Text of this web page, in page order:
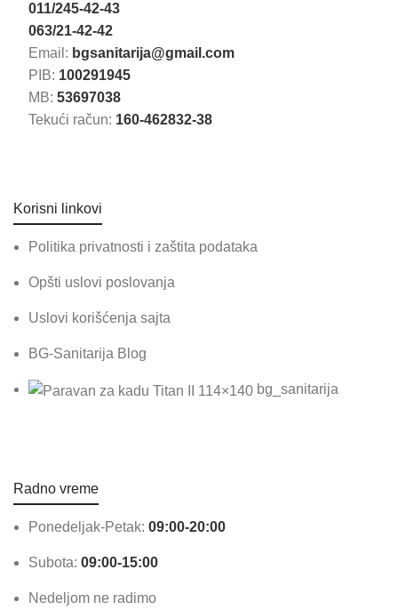
011/245-42-43
063/21-42-42
Email: bgsanitarija@gmail.com
PIB: 100291945
MB: 53697038
Tekući račun: 160-462832-38
Korisni linkovi
Politika privatnosti i zaštita podataka
Opšti uslovi poslovanja
Uslovi korišćenja sajta
BG-Sanitarija Blog
bg_sanitarija
Radno vreme
Ponedeljak-Petak: 09:00-20:00
Subota: 09:00-15:00
Nedeljom ne radimo